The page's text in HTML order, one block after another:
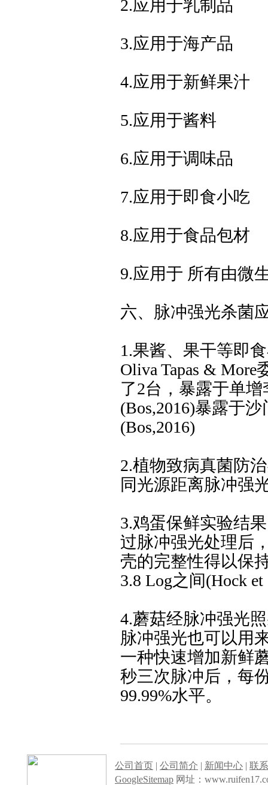
2.应用于乳制品
3.应用于海产品
4.应用于新鲜果汁
5.应用于酱料
6.应用于调味品
7.应用于即食小吃
8.应用于食品包材
9.应用于 所有由微
六、脉冲强光杀菌
1.果酱、果干等即
Oliva Tapas &
了2台，暴露于单
(Bos,2016)暴露于
(Bos,2016)
2.植物致病真菌防
同光源距离脉冲强
3.鸡蛋保鲜实验结
过脉冲强光处理后
壳的完整性得以保
3.8 Log之间(Hock et
4.蘑菇经脉冲强光
脉冲强光也可以用
一种快速增加新鲜
秒三次脉冲后，每
99.99%水平。
公司首页 | 公司简介 | 新闻中心 | 联
GoogleSitemap 网址：